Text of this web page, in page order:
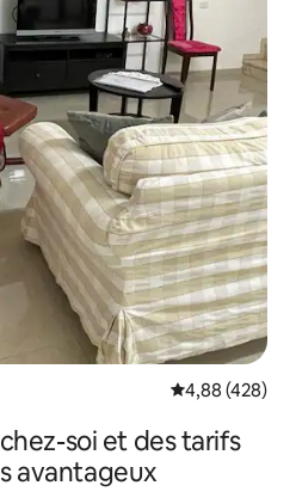
Évaluation
4,88 (428)
soi et des tarifs
avantageux